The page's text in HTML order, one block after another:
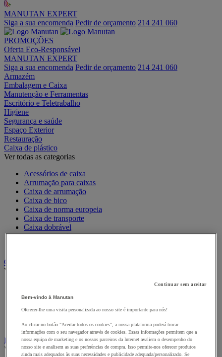
MANUTAN EXPERT
Siga a sua encomenda Pedir de orçamento 214 241 060
PROMOÇÕES
Oferta Eco-Responsável
MANUTAN EXPERT
Siga a sua encomenda Pedir de orçamento 214 241 060
Armazém
Embalagem e Caixa
Manutenção e Ferramentas
Escritório e Teletrabalho
Higiene
Segurança e saúde
Espaço Exterior
Restauração
Caixa de plástico
Ver todas as categorias
Acessórios de caixa
Arrumação para caixas
Caixa de arrumação
Caixa de bico
Caixa de norma europeia
Caixa de transporte
Caixa dobrável
Caixa empilhável
Caixas de cartão, envelopes e caixas de expedição
Ver todas as categorias
Caixa em cartão
Caixas-palete de cartão
Envelope de expedição
Embalagens de oferta
Ver todas as categorias
Continuar sem aceitar
Bem-vindo à Manutan
Oferecer-lhe uma visita personalizada ao nosso site é importante para nós!
Ao clicar no botão "Aceitar todos os cookies", a nossa plataforma poderá trocar
informações com o seu navegador através de cookies. Essas informações permitem que a
nossa equipa de marketing e os nossos parceiros da Internet avaliem o desempenho do
nosso site e analisem as suas preferências de compra. Isso permite-nos oferecer produtos
ainda mais adequados às suas necessidades e publicidade adequada/personalizado. Se